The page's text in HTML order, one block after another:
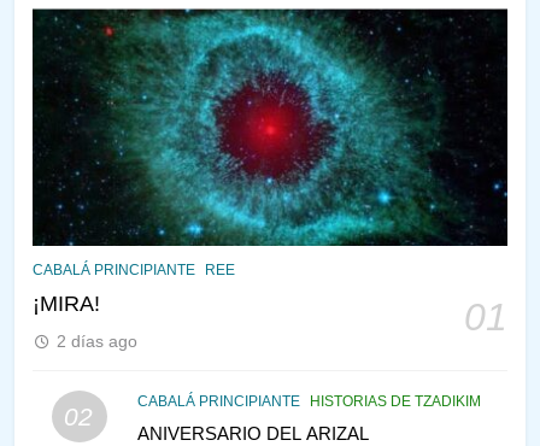
CABALÁ PRINCIPIANTE REE
¡MIRA! 01
2 días ago
02
CABALÁ PRINCIPIANTE HISTORIAS DE TZADIKIM
ANIVERSARIO DEL ARIZAL
144
¿QUIÉN ES SABIO? EL QUE
VE LO QUE VA A NACER
PENSAMIENTO JUDÍO PIRKEI AVOT
145
CABALÁ Y JASIDUT: EL
CONSEJO DE LOS PADRES
PENSAMIENTO JUDÍO
MEDIO DE LA TRISTEZA
MES DE MENAJEM AV
PENSAMIENTO JUDÍO